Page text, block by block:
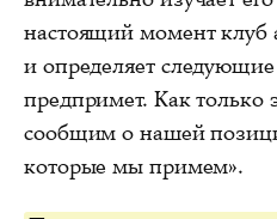
настоящий момент клуб
и определяет
предпримет. Как только
сообщим о нашей
которые мы примем».